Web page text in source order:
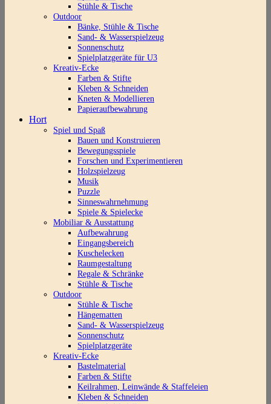
Stühle & Tische
Outdoor
Bänke, Stühle & Tische
Sand- & Wasserspielzeug
Sonnenschutz
Spielplatzgeräte für U3
Kreativ-Ecke
Farben & Stifte
Kleben & Schneiden
Kneten & Modellieren
Papieraufbewahrung
Hort
Spiel und Spaß
Bauen und Konstruieren
Bewegungsspiele
Forschen und Experimentieren
Holzspielzeug
Musik
Puzzle
Sinneswahrnehmung
Spiele & Spielecke
Mobiliar & Ausstattung
Aufbewahrung
Eingangsbereich
Kuschelecken
Raumgestaltung
Regale & Schränke
Stühle & Tische
Outdoor
Stühle & Tische
Hängematten
Sand- & Wasserspielzeug
Sonnenschutz
Spielplatzgeräte
Kreativ-Ecke
Bastelmaterial
Farben & Stifte
Keilrahmen, Leinwände & Staffeleien
Kleben & Schneiden